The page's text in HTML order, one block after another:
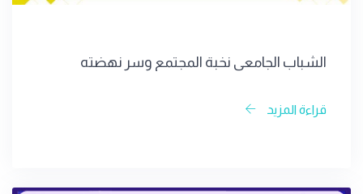
الشباب الجامعي نخبة المجتمع وسر نهضته
قراءة المزيد